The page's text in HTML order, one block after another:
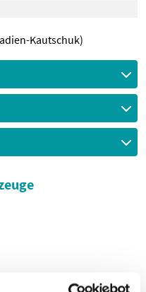
Kautschuk)